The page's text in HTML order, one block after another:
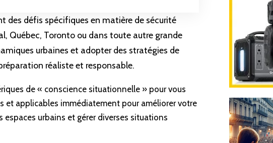
des défis spécifiques en matière de sécurité
Québec, Toronto ou dans toute autre grande
urbaines et adopter des stratégies de
réaliste et responsable.
de « conscience situationnelle » pour vous
et applicables immédiatement pour améliorer votre
urbains et gérer diverses situations